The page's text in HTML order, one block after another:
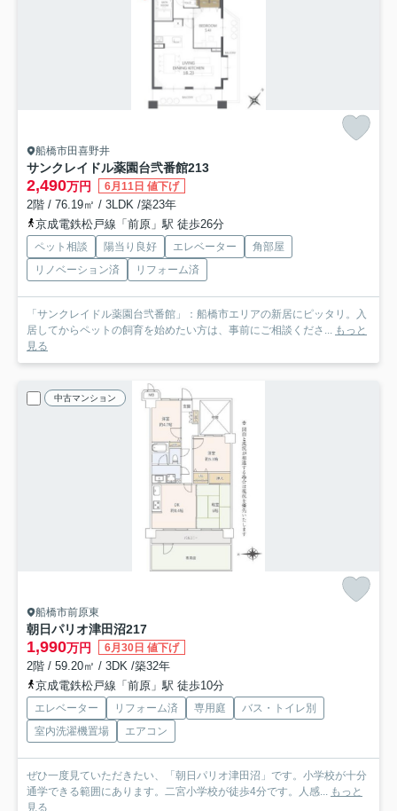
船橋市田喜野井
サンクレイドル薬園台弐番館213
2,490万円 6月11日 値下げ
2階 / 76.19㎡ / 3LDK /築23年
京成電鉄松戸線「前原」駅 徒歩26分
ペット相談 陽当り良好 エレベーター
角部屋
リノベーション済
リフォーム済
「サンクレイドル薬園台弐番館」：船橋市エリアの新居にピッタリ。入
居してからペットの飼育を始めたい方は、事前にご相談くださ... もっと
見る
中古マンション
船橋市前原東
朝日パリオ津田沼217
1,990万円 6月30日 値下げ
2階 / 59.20㎡ / 3DK /築32年
京成電鉄松戸線「前原」駅 徒歩10分
エレベーター リフォーム済 専用庭
バス・トイレ別
室内洗濯機置場
エアコン
ぜひ一度見ていただきたい、「朝日パリオ津田沼」です。小学校が十分
通学できる範囲にあります。二宮小学校が徒歩4分です。人感... もっと
見る